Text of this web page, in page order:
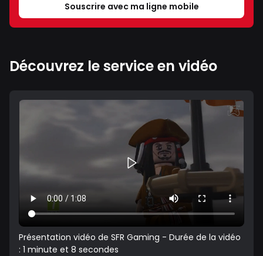
Souscrire avec ma ligne mobile
Découvrez le service en vidéo
Présentation vidéo de SFR Gaming - Durée de la vidéo
: 1 minute et 8 secondes